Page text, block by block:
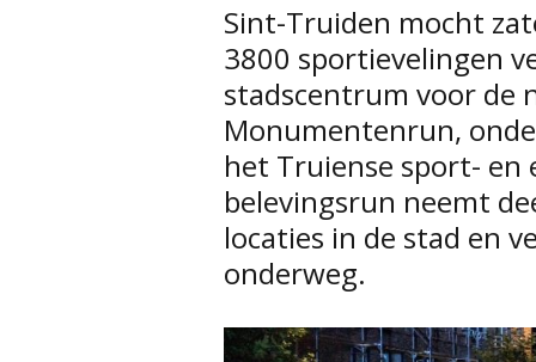
Sint-Truiden mocht
3800 sportievelingen
stadscentrum voor de
Monumentenrun,
het Truiense sport- en
belevingsrun neemt
locaties in de stad en
onderweg.